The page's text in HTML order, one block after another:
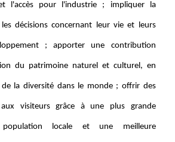
l'accès pour l'industrie ; impliquer la
décisions concernant leur vie et leurs
; apporter une contribution
du patrimoine naturel et culturel, en
la diversité dans le monde ; offrir des
aux visiteurs grâce à une plus grande
locale et une meilleure